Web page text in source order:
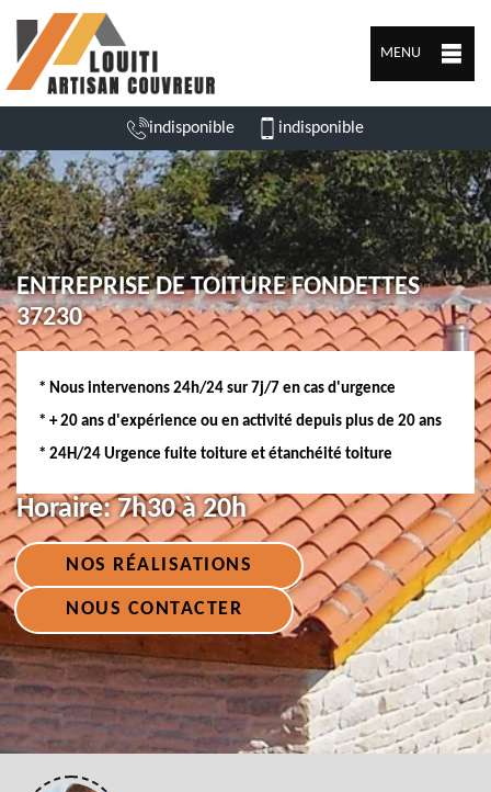
MENU
indisponible indisponible
ENTREPRISE DE TOITURE FONDETTES
37230
* Nous intervenons 24h/24 sur 7j/7 en cas d'urgence
* + 20 ans d'expérience ou en activité depuis plus de 20 ans
* 24H/24 Urgence fuite toiture et étanchéité toiture
Horaire:7h30 à 20h
NOS RÉALISATIONS
NOUS CONTACTER